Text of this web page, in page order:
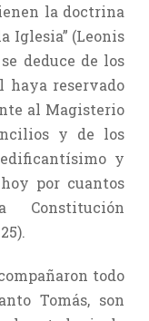
la doctrina
Iglesia” (Leonis
deduce de los
haya reservado
al Magisterio
y de los
y
por cuantos
Constitución
todo
Tomás, son